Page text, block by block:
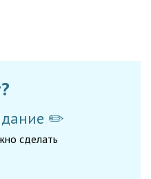
✏️
сделать